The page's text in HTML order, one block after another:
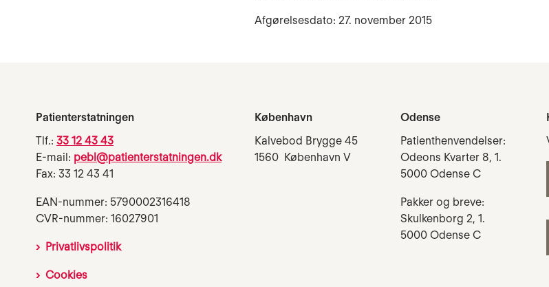
Afgørelsesdato: 27. november 2015
Patienterstatningen
Tlf.: 33 12 43 43
E-mail: pebl@patienterstatningen.dk
Fax: 33 12 43 41
EAN-nummer: 5790002316418
CVR-nummer: 16027901
Privatlivspolitik
Cookies
København
Kalvebod Brygge 45
1560 København V
Odense
Patienthenvendelser:
Odeons Kvarter 8, 1.
5000 Odense C
Pakker og breve:
Skulkenborg 2, 1.
5000 Odense C